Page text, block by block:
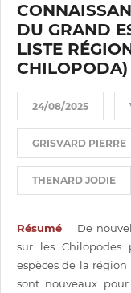
DU GRAND
LISTE
CHILOPODA)
24/08/2025
GRISVARD PIERRE
THENARD JODIE
Résumé De
sur les
espèces de la
sont nouveaux